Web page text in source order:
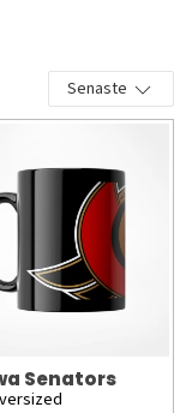
och Aleksej
Senaste
Senators